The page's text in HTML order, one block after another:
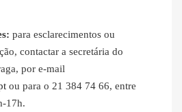
para esclarecimentos ou
contactar a secretária do
por e-mail
ou para o 21 384 74 66, entre
17h.